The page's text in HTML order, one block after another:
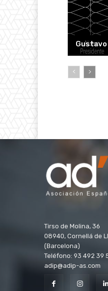
Gustavo
Tirso de
08940, Cornellá de
Teléfono: 93 492 39
adip@adip-as.com